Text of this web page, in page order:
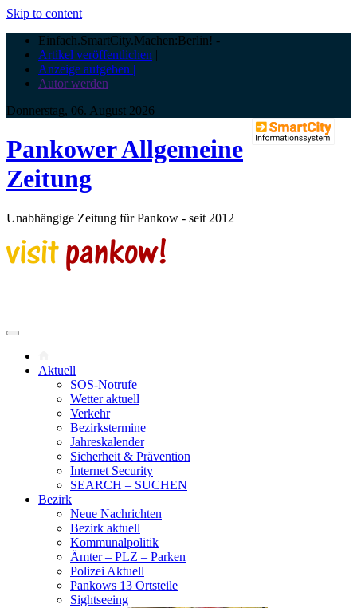
Skip to content
Einfach.SmartCity.Machen:Berlin! -
Artikel veröffentlichen |
Anzeige aufgeben |
Autor werden
Donnerstag, 06. August 2026
Pankower Allgemeine
Zeitung
Unabhängige Zeitung für Pankow - seit 2012
Aktuell
SOS-Notrufe
Wetter aktuell
Verkehr
Bezirkstermine
Jahreskalender
Sicherheit & Prävention
Internet Security
SEARCH – SUCHEN
Bezirk
Neue Nachrichten
Bezirk aktuell
Kommunalpolitik
Ämter – PLZ – Parken
Polizei Aktuell
Pankows 13 Ortsteile
Sightseeing